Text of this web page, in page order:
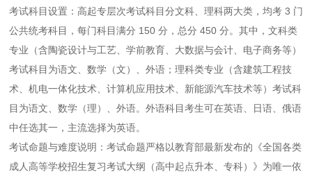
考试科目设置：高起专层次考试科目分文科、理科两大类，均考 3 门
公共统考科目，每门科目满分 150 分，总分 450 分。其中，文科类
专业（含陶瓷设计与工艺、学前教育、大数据与会计、电子商务等）
考试科目为语文、数学（文）、外语；理科类专业（含建筑工程技
术、机电一体化技术、计算机应用技术、新能源汽车技术等）考试科
目为语文、数学（理）、外语。外语科目考生可在英语、日语、俄语
中任选其一，主流选择为英语。
考试命题与难度说明：考试命题严格以教育部最新发布的《全国各类
成人高等学校招生复习考试大纲（高中起点升本、专科）》为唯一依